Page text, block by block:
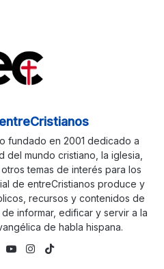
fundado en 2001 dedicado a
del mundo cristiano, la iglesia,
temas de interés para los
de entreCristianos produce y
recursos y contenidos de
informar, edificar y servir a la
de habla hispana.
X
Yo
Ins